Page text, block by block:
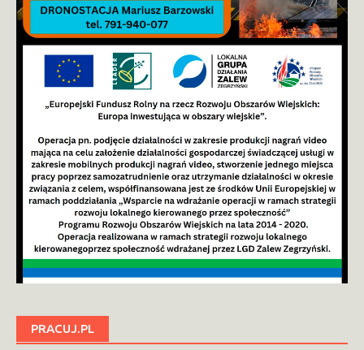
PRACUJ.PL